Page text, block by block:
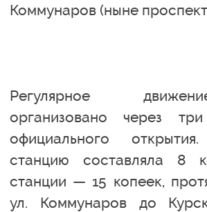
Коммунаров (ныне
Регулярное
организовано через
официального
станцию составляла 8
станции — 15 копеек,
ул. Коммунаров до